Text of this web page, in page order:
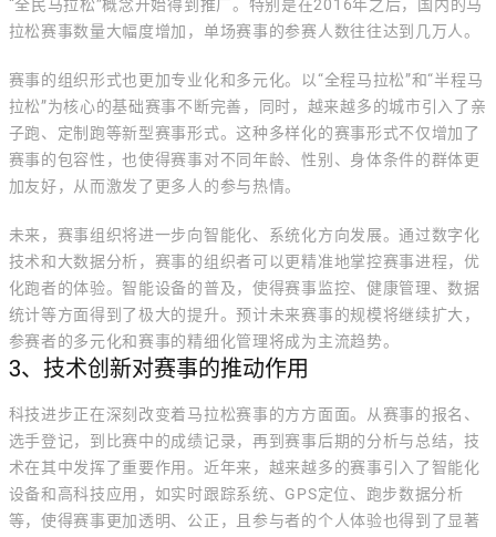
“全民马拉松”概念开始得到推广。特别是在2016年之后，国内的马
拉松赛事数量大幅度增加，单场赛事的参赛人数往往达到几万人。
赛事的组织形式也更加专业化和多元化。以“全程马拉松”和“半程马
拉松”为核心的基础赛事不断完善，同时，越来越多的城市引入了亲
子跑、定制跑等新型赛事形式。这种多样化的赛事形式不仅增加了
赛事的包容性，也使得赛事对不同年龄、性别、身体条件的群体更
加友好，从而激发了更多人的参与热情。
未来，赛事组织将进一步向智能化、系统化方向发展。通过数字化
技术和大数据分析，赛事的组织者可以更精准地掌控赛事进程，优
化跑者的体验。智能设备的普及，使得赛事监控、健康管理、数据
统计等方面得到了极大的提升。预计未来赛事的规模将继续扩大，
参赛者的多元化和赛事的精细化管理将成为主流趋势。
3、技术创新对赛事的推动作用
科技进步正在深刻改变着马拉松赛事的方方面面。从赛事的报名、
选手登记，到比赛中的成绩记录，再到赛事后期的分析与总结，技
术在其中发挥了重要作用。近年来，越来越多的赛事引入了智能化
设备和高科技应用，如实时跟踪系统、GPS定位、跑步数据分析
等，使得赛事更加透明、公正，且参与者的个人体验也得到了显著